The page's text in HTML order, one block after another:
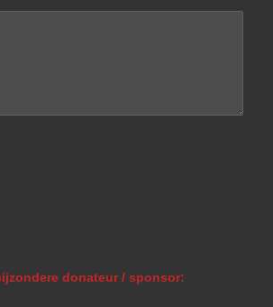
donateur / sponsor: